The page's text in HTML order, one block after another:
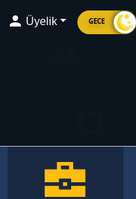
Üyelik GECE